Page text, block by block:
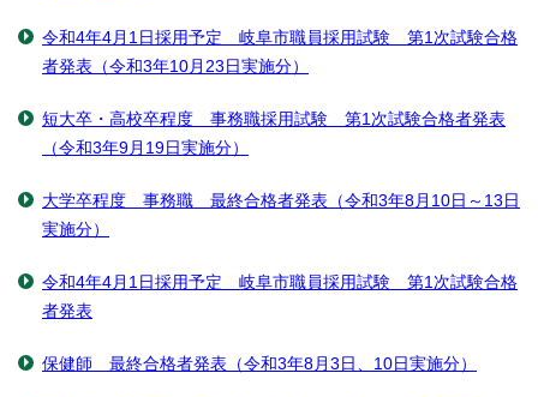
令和4年4月1日採用予定 岐阜市職員採用試験 第1次試験合格
者発表（令和3年10月23日実施分）
短大卒・高校卒程度 事務職採用試験 第1次試験合格者発表
（令和3年9月19日実施分）
大学卒程度 事務職 最終合格者発表（令和3年8月10日～13日
実施分）
令和4年4月1日採用予定 岐阜市職員採用試験 第1次試験合格
者発表
保健師 最終合格者発表（令和3年8月3日、10日実施分）